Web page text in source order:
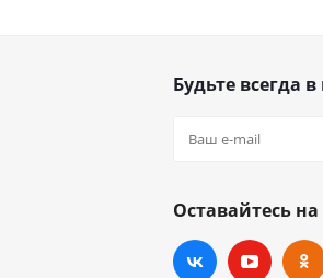
Будьте всегда в
Оставайтесь на